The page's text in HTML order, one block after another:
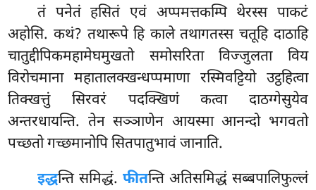
तं पनेतं हसितं एवं अप्पमत्तकम्पि थेरस्स पाकटं
अहोसि. कथं? तथारूपे हि काले तथागतस्स चतूहि दाठाहि
चातुद्दीपिकमहामेघमुखतो समोसरिता विज्जुलता विय
विरोचमाना महातालक्खन्धप्पमाणा रस्मिवट्टियो उट्ठहित्वा
तिक्खत्तुं सिरवरं पदक्खिणं कत्वा दाठग्गेसुयेव
अन्तरधायन्ति. तेन सञ्ञाणेन आयस्मा आनन्दो भगवतो
पच्छतो गच्छमानोपि सितपातुभावं जानाति.
इद्धन्ति समिद्धं. फीतन्ति अतिसमिद्धं सब्बपालिफुल्लं